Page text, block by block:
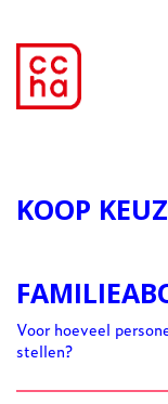
KOOP
Voor hoeveel
stellen?